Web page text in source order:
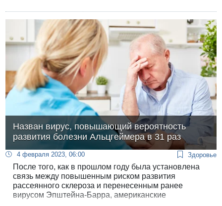
недавно группа ученых из Университета Миссури
установила: люди, испытывающие длительные
последствия COVID-19, известные как «затяжной
COVID» или пост-ковидное состояние, подвержены
развитию семи характерных проблем со здоровьем
в течение года после заражения.
Назван вирус, повышающий вероятность
развития болезни Альцгеймера в 31 раз
4 февраля 2023, 06:00 Здоровье
После того, как в прошлом году была установлена
связь между повышенным риском развития
рассеянного склероза и перенесенным ранее
вирусом Эпштейна-Барра, американские